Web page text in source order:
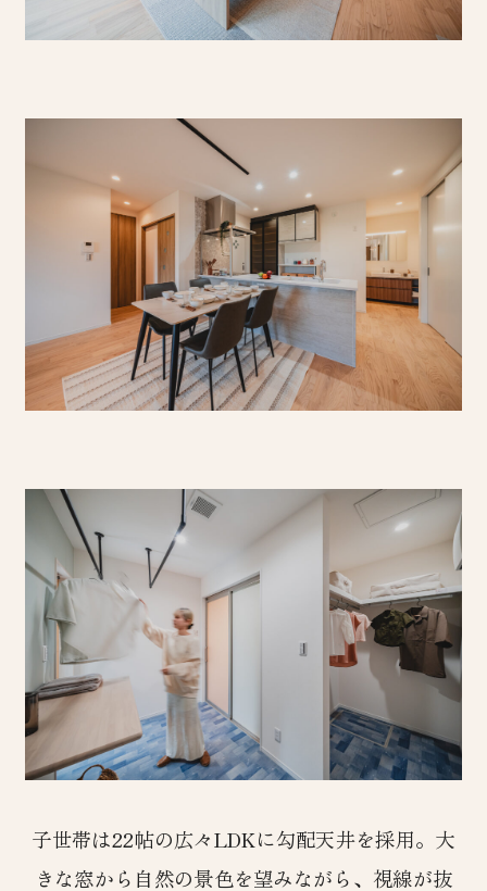
子世帯は22帖の広々LDKに勾配天井を採用。大
きな窓から自然の景色を望みながら、視線が抜